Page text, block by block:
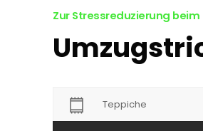
Zur Stressreduzierung beim
Teppiche